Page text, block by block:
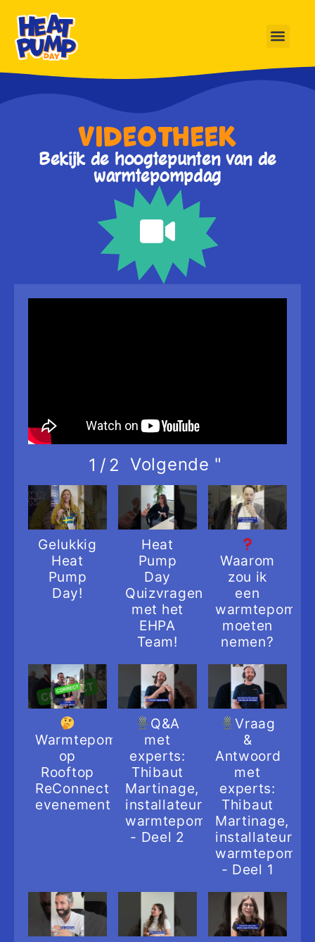
videotheek
Bekijk de hoogtepunten van de
warmtepompdag
1 / 2 Volgende "
Gelukkig
Heat
Pump
Day!
Heat
Pump
Day
Quizvragen
met het
EHPA
Team!
Waarom
zou ik
een
warmtepomp
moeten
nemen?
Warmtepompquiz
op
Rooftop
ReConnect
evenement
Q&A
met
experts:
Thibaut
Martinage,
installateur
warmtepompen
- Deel 2
Vraag
&
Antwoord
met
experts:
Thibaut
Martinage,
installateur
- Deel 1